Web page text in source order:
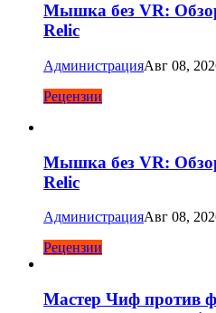
Мышка без VR:
Relic
АдминистрацияАвг 08,
Рецензии
Мышка без VR:
Relic
АдминистрацияАвг 08,
Рецензии
Мастер Чиф против